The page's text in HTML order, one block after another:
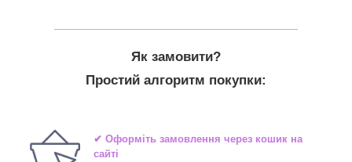
Як замовити?
Простий алгоритм покупки:
✔ Оформіть замовлення через кошик на
сайті